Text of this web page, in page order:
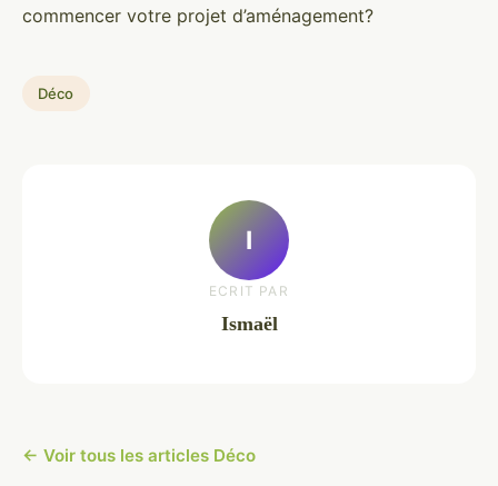
commencer votre projet d’aménagement?
Déco
I
ECRIT PAR
Ismaël
← Voir tous les articles Déco